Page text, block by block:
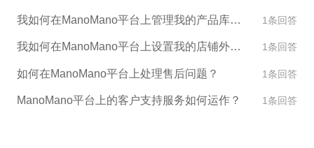
我如何在ManoMano平台上管理我的产品库存？ 1条回答
我如何在ManoMano平台上设置我的店铺外观和设计？ 1条回答
如何在ManoMano平台上处理售后问题？ 1条回答
ManoMano平台上的客户支持服务如何运作？ 1条回答